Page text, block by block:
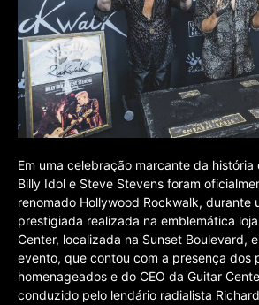
Em uma celebração marcante da
Billy Idol e Steve Stevens foram
renomado Hollywood Rockwalk, durante
prestigiada realizada na emblemática
Center, localizada na Sunset Boulevard,
evento, que contou com a presença dos
homenageados e do CEO da Guitar
conduzido pelo lendário radialista